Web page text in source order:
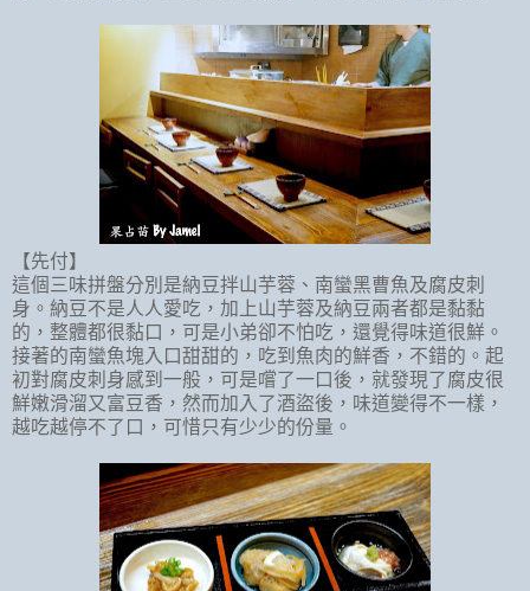
【先付】
這個三味拼盤分別是納豆拌山芋蓉、南蠻黑曹魚及腐皮刺
身。納豆不是人人愛吃，加上山芋蓉及納豆兩者都是黏黏
的，整體都很黏口，可是小弟卻不怕吃，還覺得味道很鮮。
接著的南蠻魚塊入口甜甜的，吃到魚肉的鮮香，不錯的。起
初對腐皮刺身感到一般，可是嚐了一口後，就發現了腐皮很
鮮嫩滑溜又富豆香，然而加入了酒盜後，味道變得不一樣，
越吃越停不了口，可惜只有少少的份量。